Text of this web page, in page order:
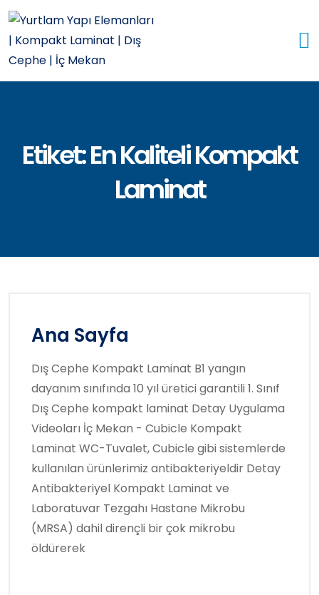
Etiket:En Kaliteli Kompakt
Laminat
Ana Sayfa
Dış Cephe Kompakt Laminat B1 yangın
dayanım sınıfında 10 yıl üretici garantili 1. Sınıf
Dış Cephe kompakt laminat Detay Uygulama
Videoları İç Mekan - Cubicle Kompakt
Laminat WC-Tuvalet, Cubicle gibi sistemlerde
kullanılan ürünlerimiz antibakteriyeldir Detay
Antibakteriyel Kompakt Laminat ve
Laboratuvar Tezgahı Hastane Mikrobu
(MRSA) dahil dirençli bir çok mikrobu
öldürerek